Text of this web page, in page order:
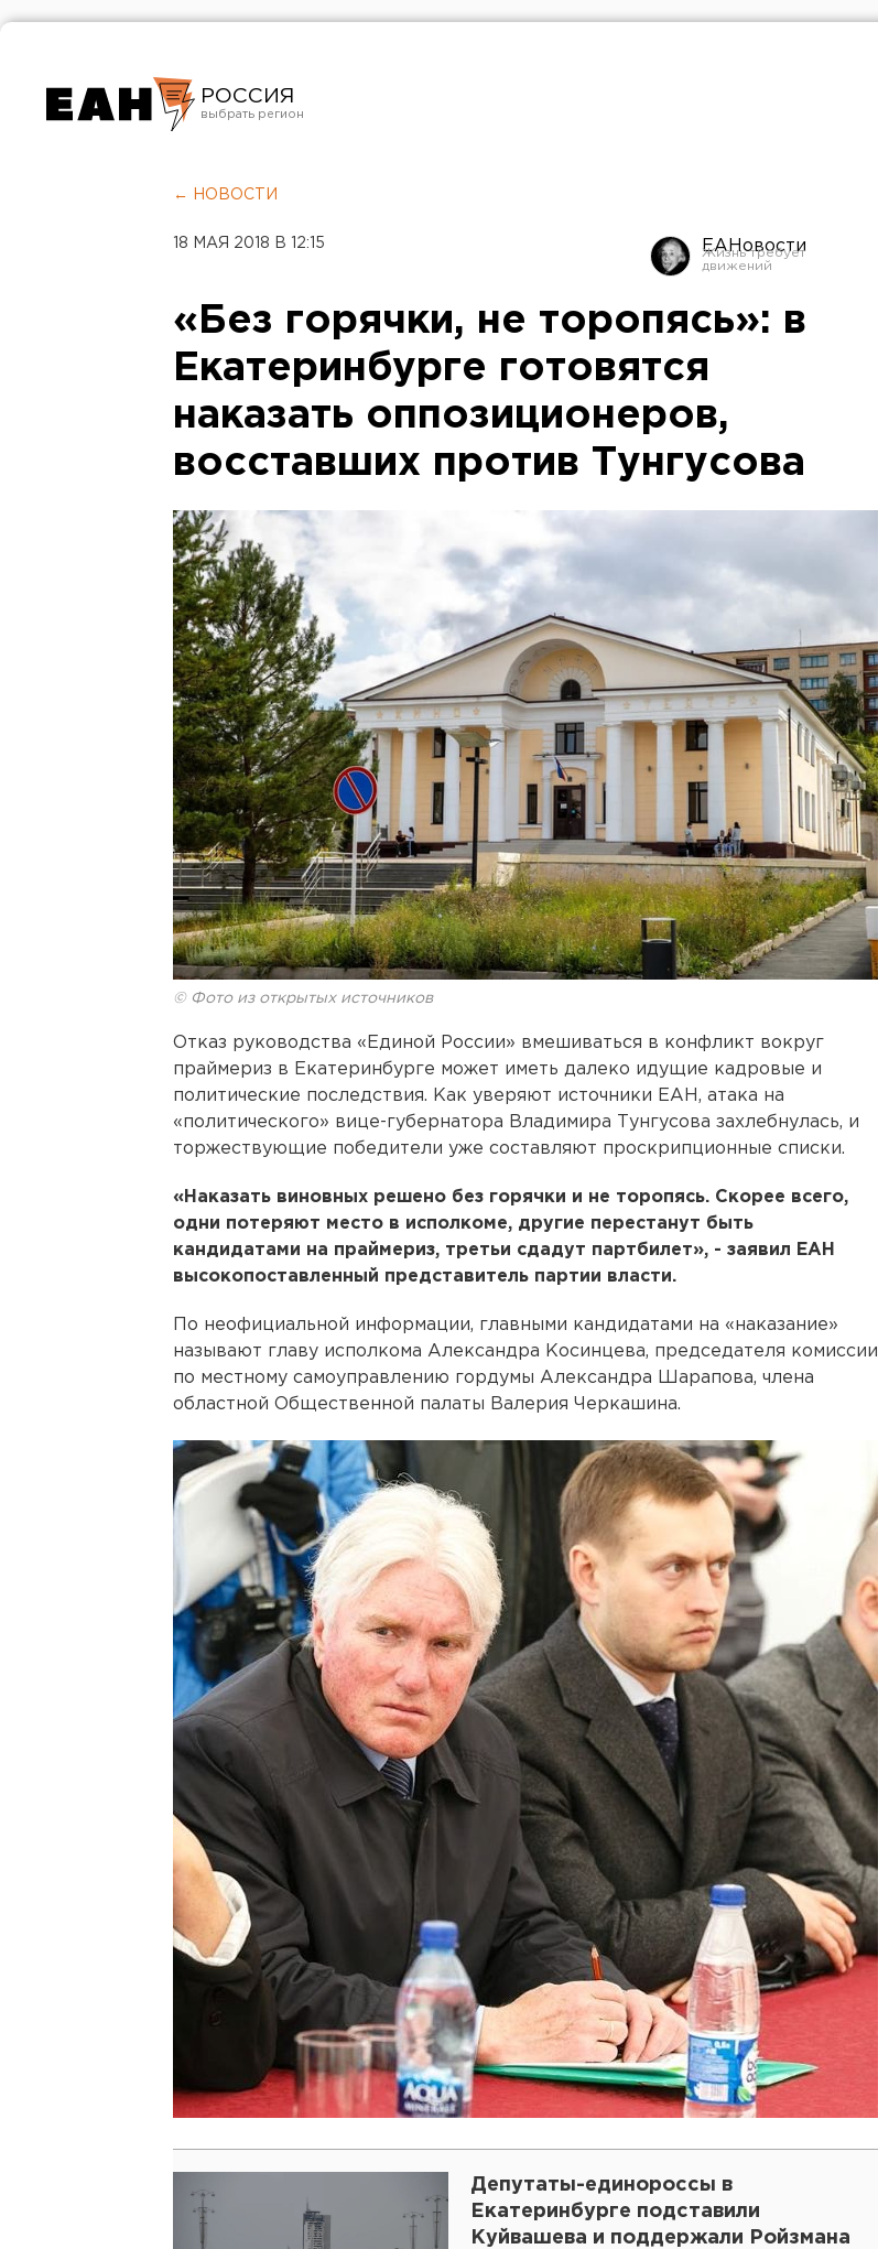
РОССИЯ
Челябинск
← НОВОСТИ
18 МАЯ 2018 В 12:15 ЕАНовости
«Без горячки, не торопясь»: в
Екатеринбурге готовятся
наказать оппозиционеров,
восставших против Тунгусова
© Фото из открытых источников
Отказ руководства «Единой России» вмешиваться в конфликт вокруг
праймериз в Екатеринбурге может иметь далеко идущие кадровые и
политические последствия. Как уверяют источники ЕАН, атака на
«политического» вице-губернатора Владимира Тунгусова захлебнулась, и
торжествующие победители уже составляют проскрипционные списки.
«Наказать виновных решено без горячки и не торопясь. Скорее всего,
одни потеряют место в исполкоме, другие перестанут быть
кандидатами на праймериз, третьи сдадут партбилет», - заявил ЕАН
высокопоставленный представитель партии власти.
По неофициальной информации, главными кандидатами на «наказание»
называют главу исполкома Александра Косинцева, председателя комиссии
по местному самоуправлению гордумы Александра Шарапова, члена
областной Общественной палаты Валерия Черкашина.
Депутаты-единороссы в
Екатеринбурге подставили
Куйвашева и поддержали Ройзмана